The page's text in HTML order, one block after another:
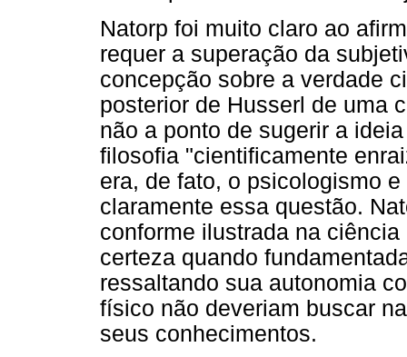
Natorp foi muito claro ao
requer a superação da
concepção sobre a verdade
posterior de Husserl de uma
não a ponto de sugerir a
filosofia "cientificamente
era, de fato, o psicologismo
claramente essa questão.
conforme ilustrada na
certeza quando
ressaltando sua autonomia
físico não deveriam buscar
seus conhecimentos.